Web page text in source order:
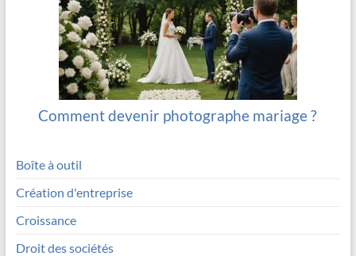
Comment devenir photographe mariage ?
Boîte à outil
Création d'entreprise
Croissance
Droit des sociétés